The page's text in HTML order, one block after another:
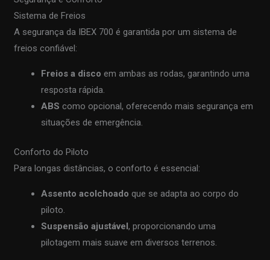
Sistema de Freios
A segurança da IBEX 700 é garantida por um sistema de
freios confiável:
Freios a disco em ambas as rodas, garantindo uma
resposta rápida.
ABS como opcional, oferecendo mais segurança em
situações de emergência.
Conforto do Piloto
Para longas distâncias, o conforto é essencial:
Assento acolchoado que se adapta ao corpo do
piloto.
Suspensão ajustável, proporcionando uma
pilotagem mais suave em diversos terrenos.